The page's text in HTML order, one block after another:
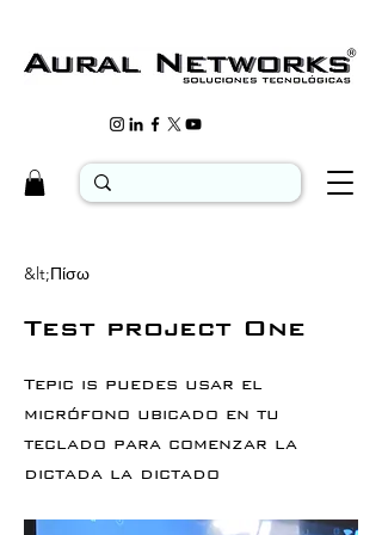
&lt;Πίσω
Test project One
Tepic is puedes usar el
micrófono ubicado en tu
teclado para comenzar la
dictada la dictado